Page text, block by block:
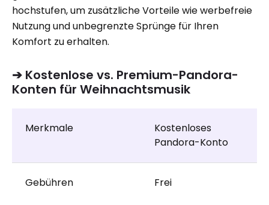
hochstufen, um zusätzliche Vorteile wie werbefreie
Nutzung und unbegrenzte Sprünge für Ihren
Komfort zu erhalten.
➔ Kostenlose vs. Premium-Pandora-
Konten für Weihnachtsmusik
Merkmale
Kostenloses
Pandora-Konto
Gebühren Frei